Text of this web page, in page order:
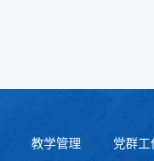
教学管理
党群工